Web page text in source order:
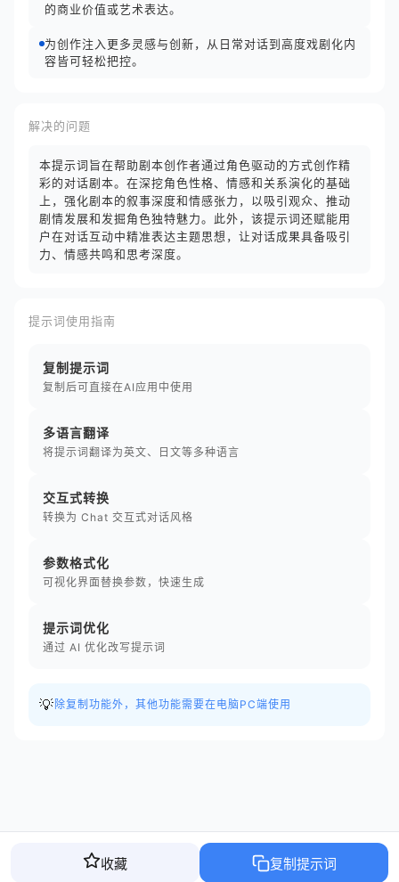
的商业价值或艺术表达。
为创作注入更多灵感与创新，从日常对话到高度戏剧化内
容皆可轻松把控。
解决的问题
本提示词旨在帮助剧本创作者通过角色驱动的方式创作精
彩的对话剧本。在深挖角色性格、情感和关系演化的基础
上，强化剧本的叙事深度和情感张力，以吸引观众、推动
剧情发展和发掘角色独特魅力。此外，该提示词还赋能用
户在对话互动中精准表达主题思想，让对话成果具备吸引
力、情感共鸣和思考深度。
提示词使用指南
复制提示词
复制后可直接在AI应用中使用
多语言翻译
将提示词翻译为英文、日文等多种语言
交互式转换
转换为 Chat 交互式对话风格
参数格式化
可视化界面替换参数，快速生成
提示词优化
通过 AI 优化改写提示词
💡 除复制功能外，其他功能需要在电脑PC端使用
收藏 复制提示词